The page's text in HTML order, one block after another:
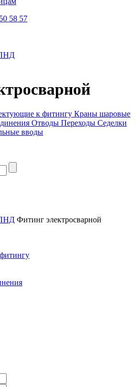
58 57
ПНД
к фитингу Краны шаровые
Отводы Переходы Седелки
вводы
ПНД Фитинг электросварной